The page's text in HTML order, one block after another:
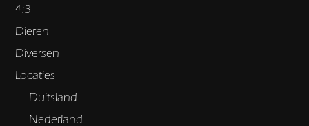
4:3
Dieren
Diversen
Locaties
Duitsland
Nederland